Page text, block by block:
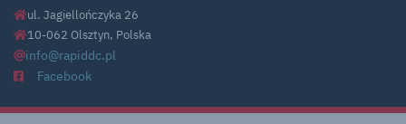
ul. Jagiellończyka 26
10-062 Olsztyn, Polska
info@rapiddc.pl
Facebook